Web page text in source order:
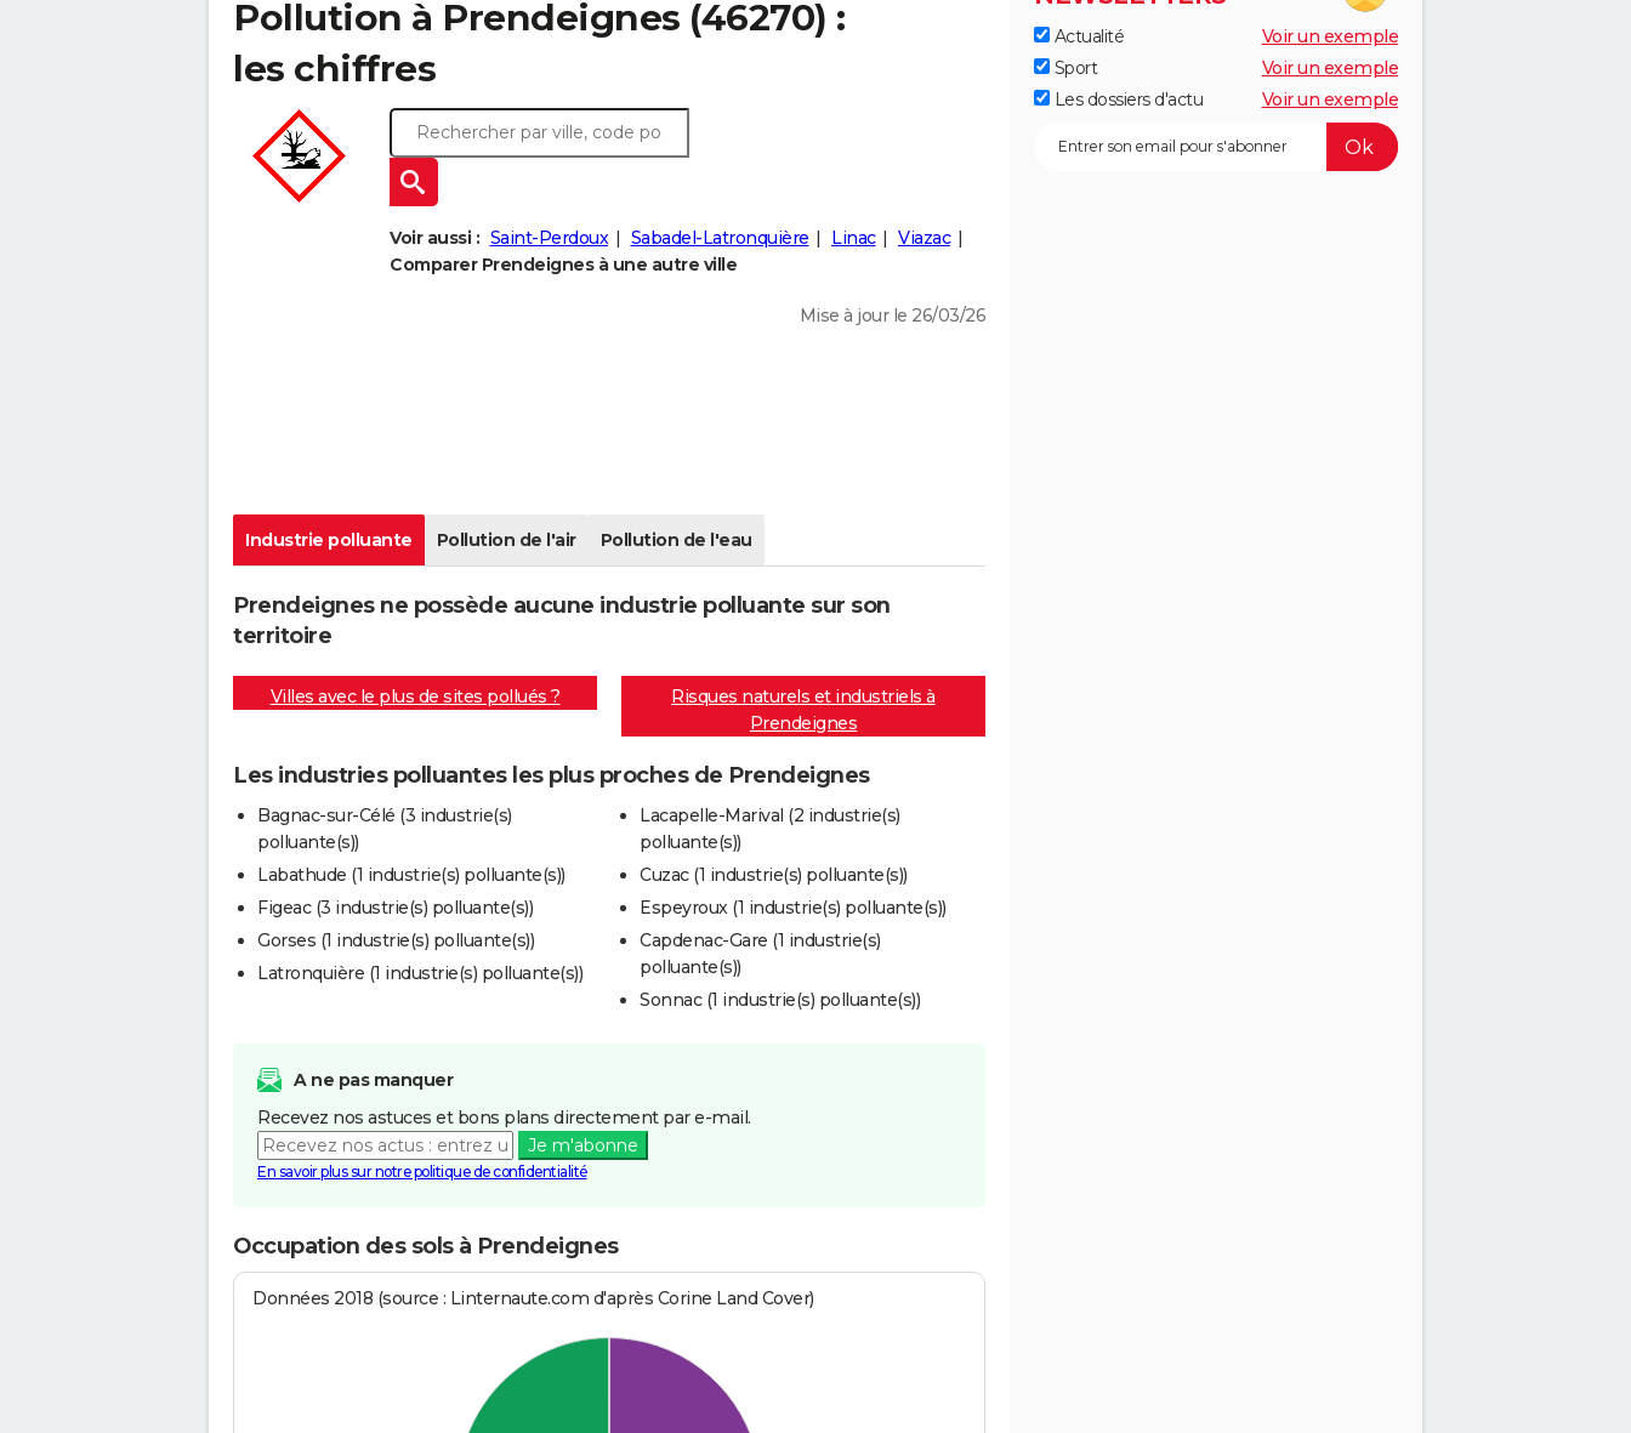
Pollution à Prendeignes (46270) :
les chiffres
Voir aussi : Saint-Perdoux Sabadel-Latronquière Linac
Viazac
Comparer Prendeignes à une autre ville
Mise à jour le 26/03/26
Industrie polluante Pollution de l'air Pollution de l'eau
Prendeignes ne possède aucune industrie polluante sur son
territoire
Villes avec le plus de sites pollués ?
Risques naturels et industriels à
Prendeignes
Les industries polluantes les plus proches de Prendeignes
Bagnac-sur-Célé (3 industrie(s)
polluante(s))
Labathude (1 industrie(s) polluante(s))
Figeac (3 industrie(s) polluante(s))
Gorses (1 industrie(s) polluante(s))
Latronquière (1 industrie(s) polluante(s))
Lacapelle-Marival (2 industrie(s)
polluante(s))
Cuzac (1 industrie(s) polluante(s))
Espeyroux (1 industrie(s) polluante(s))
Capdenac-Gare (1 industrie(s)
polluante(s))
Sonnac (1 industrie(s) polluante(s))
A ne pas manquer
Recevez nos astuces et bons plans directement par e-mail.
Je m'abonne
En savoir plus sur notre politique de confidentialité
Occupation des sols à Prendeignes
Données 2018 (source : Linternaute.com d'après Corine Land Cover)
Actualité
Voir un exemple
Sport
Voir un exemple
Les dossiers d'actu
Voir un exemple